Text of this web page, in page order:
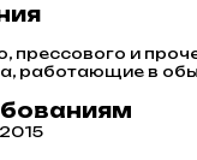
прессового и
работающие в